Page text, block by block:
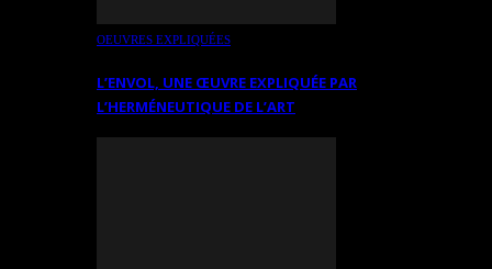
OEUVRES EXPLIQUÉES
L’ENVOL, UNE ŒUVRE EXPLIQUÉE PAR
L’HERMÉNEUTIQUE DE L’ART